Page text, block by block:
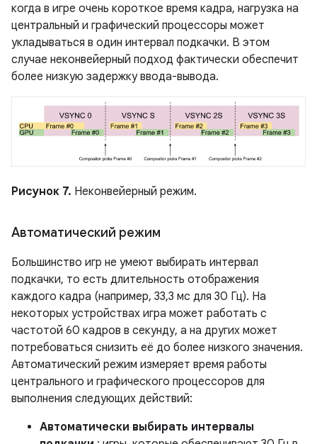
когда в игре очень короткое время кадра, нагрузка на
центральный и графический процессоры может
укладываться в один интервал подкачки. В этом
случае неконвейерный подход фактически обеспечит
более низкую задержку ввода-вывода.
Рисунок 7. Неконвейерный режим.
Автоматический режим
Большинство игр не умеют выбирать интервал
подкачки, то есть длительность отображения
каждого кадра (например, 33,3 мс для 30 Гц). На
некоторых устройствах игра может работать с
частотой 60 кадров в секунду, а на других может
потребоваться снизить её до более низкого значения.
Автоматический режим измеряет время работы
центрального и графического процессоров для
выполнения следующих действий:
Автоматически выбирать интервалы